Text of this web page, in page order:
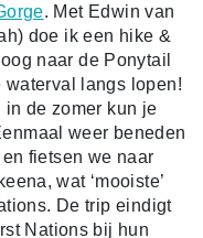
. Met Edwin van
doe ik een hike &
naar de Ponytail
waterval langs lopen!
in de zomer kun je
weer beneden
fietsen we naar
wat ‘mooiste’
De trip eindigt
Nations bij hun